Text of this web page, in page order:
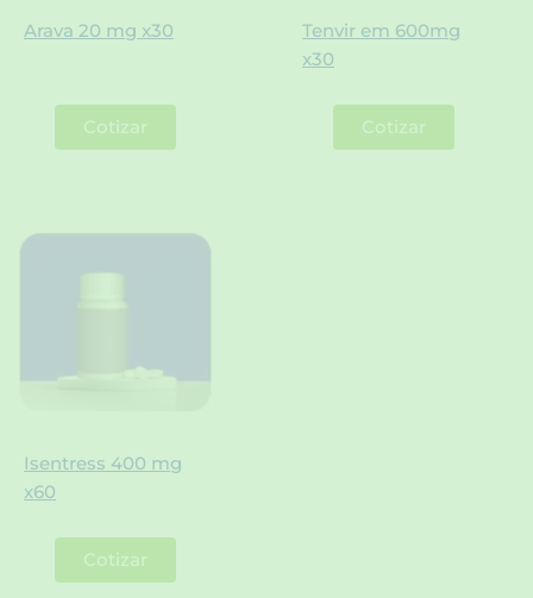
Arava 20 mg x30
Cotizar
Tenvir em 600mg
x30
Cotizar
Isentress 400 mg
x60
Cotizar